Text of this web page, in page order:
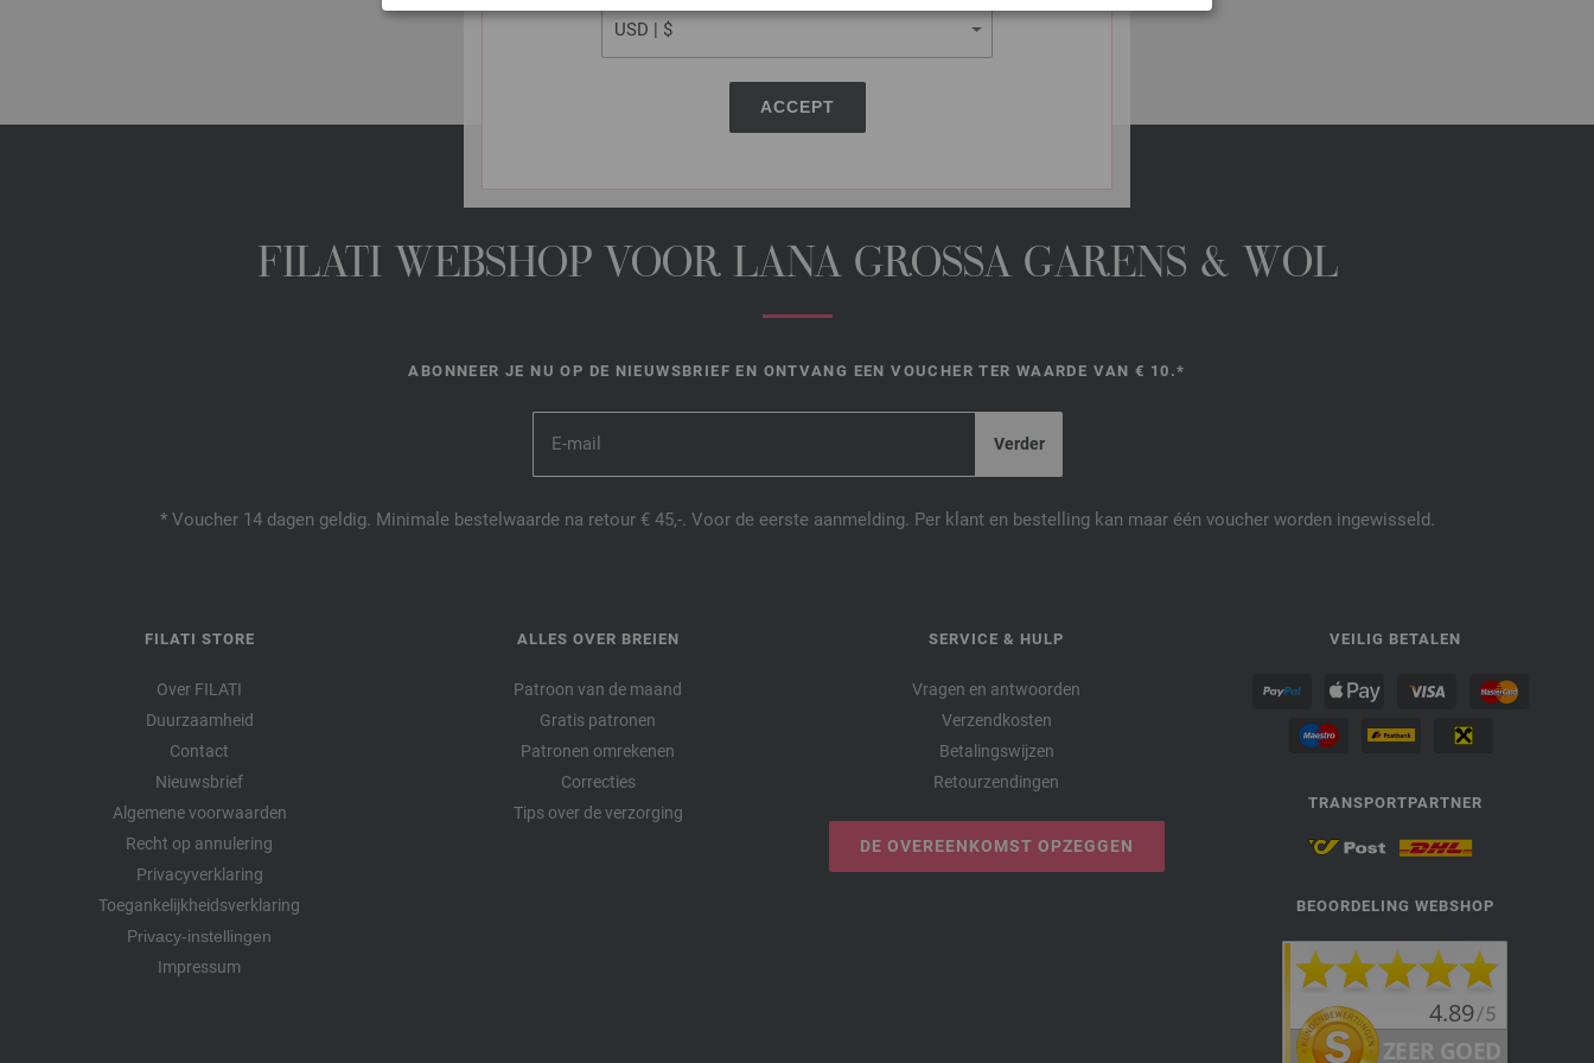
ACCEPT
FILATI WEBSHOP VOOR LANA GROSSA GARENS & WOL
ABONNEER JE NU OP DE NIEUWSBRIEF EN ONTVANG EEN VOUCHER TER WAARDE VAN € 10.*
* Voucher 14 dagen geldig. Minimale bestelwaarde na retour € 45,-. Voor de eerste aanmelding. Per klant en bestelling kan maar één voucher worden ingewisseld.
FILATI STORE
Over FILATI
Duurzaamheid
Contact
Nieuwsbrief
Algemene voorwaarden
Recht op annulering
Privacyverklaring
Toegankelijkheidsverklaring
Privacy-instellingen
Impressum
ALLES OVER BREIEN
Patroon van de maand
Gratis patronen
Patronen omrekenen
Correcties
Tips over de verzorging
SERVICE & HULP
Vragen en antwoorden
Verzendkosten
Betalingswijzen
Retourzendingen
DE OVEREENKOMST OPZEGGEN
VEILIG BETALEN
TRANSPORTPARTNER
BEOORDELING WEBSHOP